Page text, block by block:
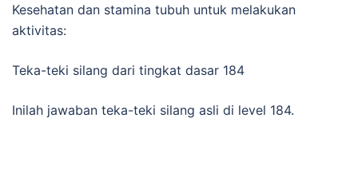
Kesehatan dan stamina tubuh untuk melakukan
aktivitas:
Teka-teki silang dari tingkat dasar 184
Inilah jawaban teka-teki silang asli di level 184.